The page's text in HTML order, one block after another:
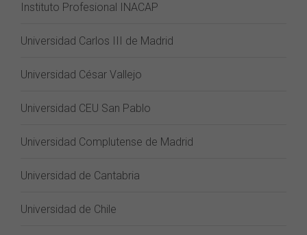
Instituto Profesional INACAP
Universidad Carlos III de Madrid
Universidad César Vallejo
Universidad CEU San Pablo
Universidad Complutense de Madrid
Universidad de Cantabria
Universidad de Chile